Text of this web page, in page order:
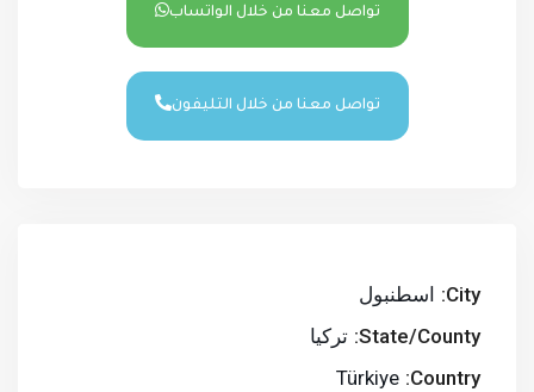
تواصل معنا من خلال الواتساب
تواصل معنا من خلال التليفون
City:
اسطنبول
State/County: تركيا
Country:
Türkiye